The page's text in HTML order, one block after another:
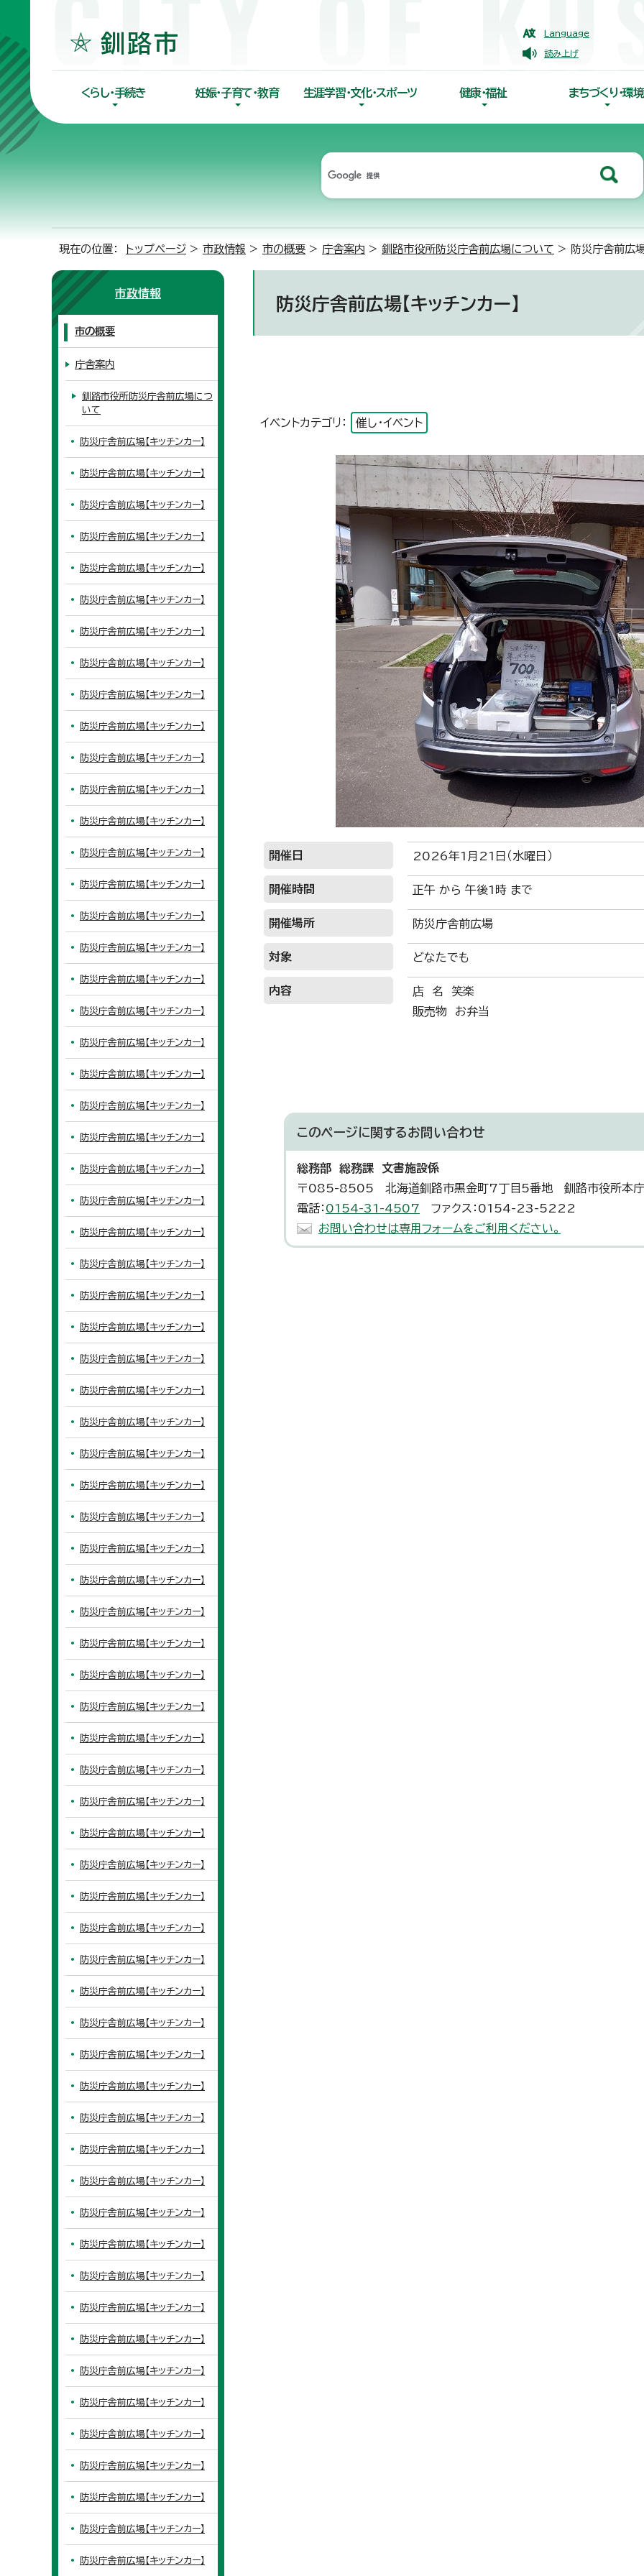
Language
読み上げ
くらし・手続き 妊娠・子育て・教育 生涯学習・文化・スポーツ 健康・福祉 まちづくり・環境
現在の位置： トップページ > 市政情報 > 市の概要 > 庁舎案内 > 釧路市役所防災庁舎前広場について > 防災庁舎前広場
防災庁舎前広場【キッチンカー】
イベントカテゴリ： 催し・イベント
開催日 2026年1月21日（水曜日）
開催時間 正午 から 午後1時 まで
開催場所 防災庁舎前広場
対象 どなたでも
内容
店 名 笑楽
販売物 お弁当
このページに関するお問い合わせ
総務部 総務課 文書施設係
〒085-8505 北海道釧路市黒金町7丁目5番地 釧路市役所本
電話： 0154-31-4507 ファクス：0154-23-5222
お問い合わせは専用フォームをご利用ください。
市政情報
市の概要
庁舎案内
釧路市役所防災庁舎前広場につ
いて
防災庁舎前広場【キッチンカー】
防災庁舎前広場【キッチンカー】
防災庁舎前広場【キッチンカー】
防災庁舎前広場【キッチンカー】
防災庁舎前広場【キッチンカー】
防災庁舎前広場【キッチンカー】
防災庁舎前広場【キッチンカー】
防災庁舎前広場【キッチンカー】
防災庁舎前広場【キッチンカー】
防災庁舎前広場【キッチンカー】
防災庁舎前広場【キッチンカー】
防災庁舎前広場【キッチンカー】
防災庁舎前広場【キッチンカー】
防災庁舎前広場【キッチンカー】
防災庁舎前広場【キッチンカー】
防災庁舎前広場【キッチンカー】
防災庁舎前広場【キッチンカー】
防災庁舎前広場【キッチンカー】
防災庁舎前広場【キッチンカー】
防災庁舎前広場【キッチンカー】
防災庁舎前広場【キッチンカー】
防災庁舎前広場【キッチンカー】
防災庁舎前広場【キッチンカー】
防災庁舎前広場【キッチンカー】
防災庁舎前広場【キッチンカー】
防災庁舎前広場【キッチンカー】
防災庁舎前広場【キッチンカー】
防災庁舎前広場【キッチンカー】
防災庁舎前広場【キッチンカー】
防災庁舎前広場【キッチンカー】
防災庁舎前広場【キッチンカー】
防災庁舎前広場【キッチンカー】
防災庁舎前広場【キッチンカー】
防災庁舎前広場【キッチンカー】
防災庁舎前広場【キッチンカー】
防災庁舎前広場【キッチンカー】
防災庁舎前広場【キッチンカー】
防災庁舎前広場【キッチンカー】
防災庁舎前広場【キッチンカー】
防災庁舎前広場【キッチンカー】
防災庁舎前広場【キッチンカー】
防災庁舎前広場【キッチンカー】
防災庁舎前広場【キッチンカー】
防災庁舎前広場【キッチンカー】
防災庁舎前広場【キッチンカー】
防災庁舎前広場【キッチンカー】
防災庁舎前広場【キッチンカー】
防災庁舎前広場【キッチンカー】
防災庁舎前広場【キッチンカー】
防災庁舎前広場【キッチンカー】
防災庁舎前広場【キッチンカー】
防災庁舎前広場【キッチンカー】
防災庁舎前広場【キッチンカー】
防災庁舎前広場【キッチンカー】
防災庁舎前広場【キッチンカー】
防災庁舎前広場【キッチンカー】
防災庁舎前広場【キッチンカー】
防災庁舎前広場【キッチンカー】
防災庁舎前広場【キッチンカー】
防災庁舎前広場【キッチンカー】
防災庁舎前広場【キッチンカー】
防災庁舎前広場【キッチンカー】
防災庁舎前広場【キッチンカー】
防災庁舎前広場【キッチンカー】
防災庁舎前広場【キッチンカー】
防災庁舎前広場【キッチンカー】
防災庁舎前広場【キッチンカー】
防災庁舎前広場【キッチンカー】